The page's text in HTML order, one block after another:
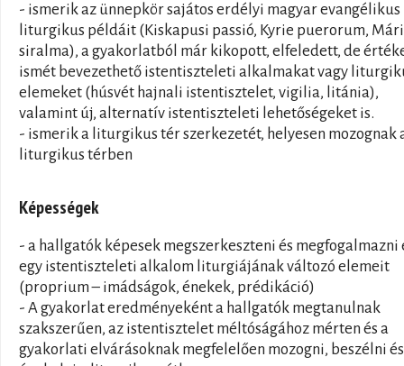
- ismerik az ünnepkör sajátos erdélyi magyar evangélikus
liturgikus példáit (Kiskapusi passió, Kyrie puerorum,
siralma), a gyakorlatból már kikopott, elfeledett, de
ismét bevezethető istentiszteleti alkalmakat vagy
elemeket (húsvét hajnali istentisztelet, vigilia, litánia),
valamint új, alternatív istentiszteleti lehetőségeket is.
- ismerik a liturgikus tér szerkezetét, helyesen mozognak
liturgikus térben
Képességek
- a hallgatók képesek megszerkeszteni és megfogalmazni
egy istentiszteleti alkalom liturgiájának változó elemeit
(proprium – imádságok, énekek, prédikáció)
- A gyakorlat eredményeként a hallgatók megtanulnak
szakszerűen, az istentisztelet méltóságához mérten és a
gyakorlati elvárásoknak megfelelően mozogni, beszélni és